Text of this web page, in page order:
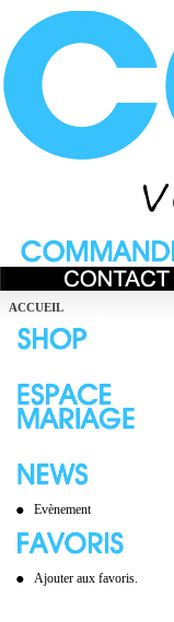
ACCUEIL
Evènement
Ajouter aux favoris.